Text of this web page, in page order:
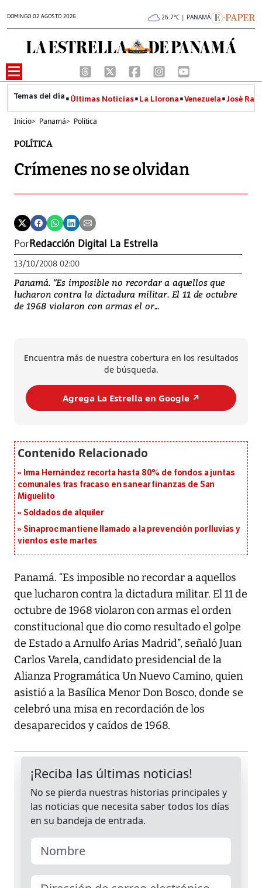
DOMINGO 02 AGOSTO 2026 26.7°C | PANAMÁ
Últimas Noticias La Llorona Venezuela José
Inicio> Panamá> Política
POLÍTICA
Crímenes no se olvidan
PorRedacción Digital La Estrella
13/10/2008 02:00
Panamá. “Es imposible no recordar a aquellos que
lucharon contra la dictadura militar. El 11 de octubre
de 1968 violaron con armas el or...
Encuentra más de nuestra cobertura en los resultados
de búsqueda.
Agrega La Estrella en Google ↗️
Irma Hernández recorta hasta 80% de fondos a juntas
comunales tras fracaso en sanear finanzas de San
Miguelito
Soldados de alquiler
Sinaproc mantiene llamado a la prevención por lluvias y
vientos este martes
Panamá. “Es imposible no recordar a aquellos
que lucharon contra la dictadura militar. El 11 de
octubre de 1968 violaron con armas el orden
constitucional que dio como resultado el golpe
de Estado a Arnulfo Arias Madrid”, señaló Juan
Carlos Varela, candidato presidencial de la
Alianza Programática Un Nuevo Camino, quien
asistió a la Basílica Menor Don Bosco, donde se
celebró una misa en recordación de los
desaparecidos y caídos de 1968.